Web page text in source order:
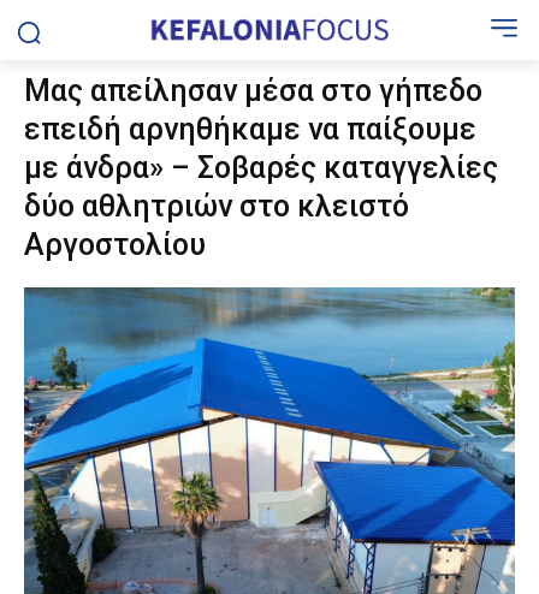
Μας απείλησαν μέσα στο γήπεδο
επειδή αρνηθήκαμε να παίξουμε
με άνδρα» – Σοβαρές καταγγελίες
δύο αθλητριών στο κλειστό
Αργοστολίου